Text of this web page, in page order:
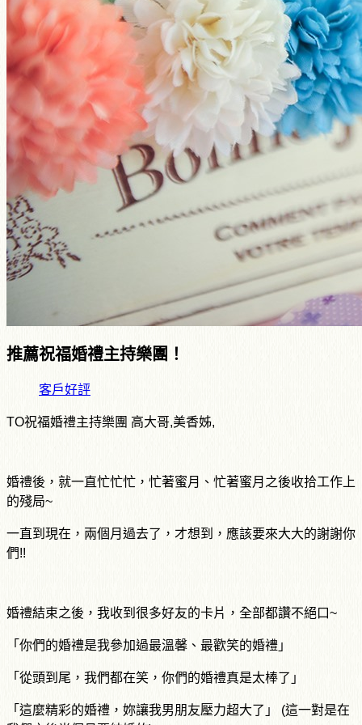
推薦祝福婚禮主持樂團！
客戶好評
TO祝福婚禮主持樂團 高大哥,美香姊,
婚禮後，就一直忙忙忙，忙著蜜月、忙著蜜月之後收拾工作上
的殘局~
一直到現在，兩個月過去了，才想到，應該要來大大的謝謝你
們!!
婚禮結束之後，我收到很多好友的卡片，全部都讚不絕口~
「你們的婚禮是我參加過最溫馨、最歡笑的婚禮」
「從頭到尾，我們都在笑，你們的婚禮真是太棒了」
「這麼精彩的婚禮，妳讓我男朋友壓力超大了」 (這一對是在